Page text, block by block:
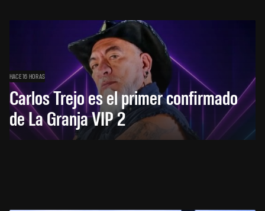
HACE 16 HORAS
Carlos Trejo es el primer confirmado
de La Granja VIP 2